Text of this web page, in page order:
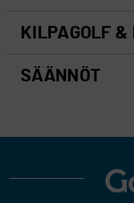
KILPAGOLF
SÄÄNNÖT